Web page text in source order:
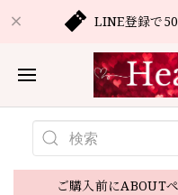
LINE登録で
ご購入前にABOUT